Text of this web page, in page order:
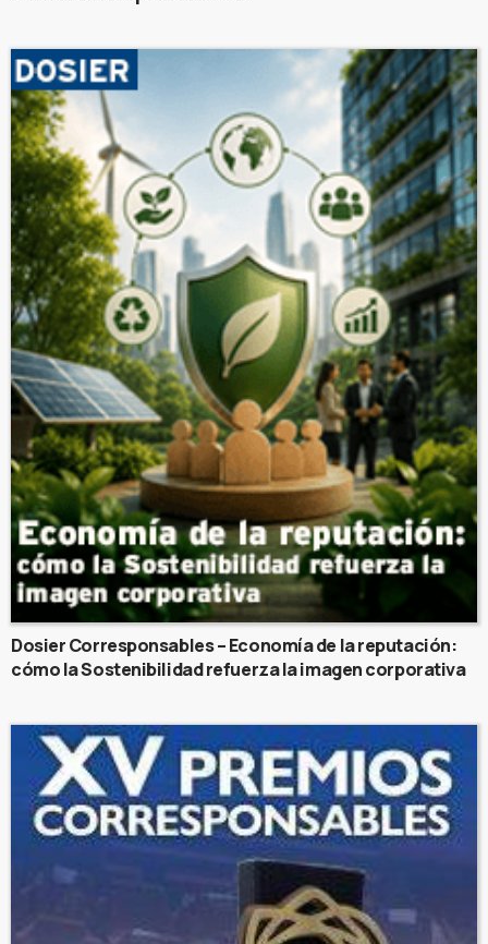
Dosier Corresponsables – Economía de la reputación:
cómo la Sostenibilidad refuerza la imagen corporativa